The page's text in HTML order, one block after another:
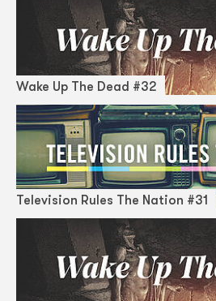
Wake Up The Dead #32
Television Rules The Nation #31